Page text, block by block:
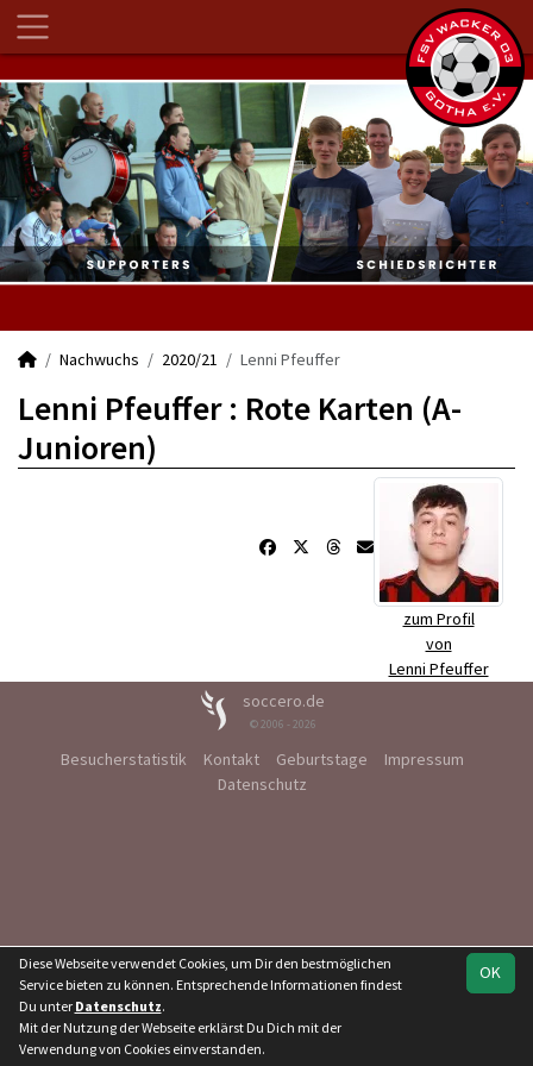
Nachwuchs 2020/21 Lenni Pfeuffer
Lenni Pfeuffer : Rote Karten (A-
Junioren)
zum Profil
von
Lenni Pfeuffer
soccero.de
© 2006 - 2026
Besucherstatistik Kontakt Geburtstage
Impressum
Datenschutz
OK
Diese Webseite verwendet Cookies, um Dir den bestmöglichen
Service bieten zu können. Entsprechende Informationen findest
Du unter Datenschutz.
Mit der Nutzung der Webseite erklärst Du Dich mit der
Verwendung von Cookies einverstanden.